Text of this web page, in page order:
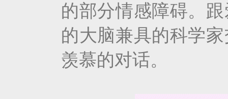
的部分情感障碍。
的大脑兼具的科学
羡慕的对话。